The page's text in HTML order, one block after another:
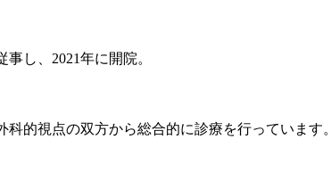
し、2021年に開院。
的視点の双方から総合的に診療を行っています。